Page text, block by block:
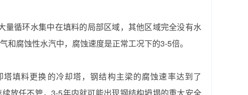
循环水集中在填料的局部区域，其他区域完全没有水
腐蚀性水汽中，腐蚀速度是正常工况下的3-5倍。
填料更换‌的冷却塔，钢结构主梁的腐蚀速率达到了